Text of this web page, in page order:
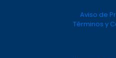
Aviso de
Términos y